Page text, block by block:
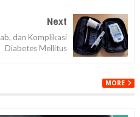
Next
dan Komplikasi
Diabetes Mellitus
MORE